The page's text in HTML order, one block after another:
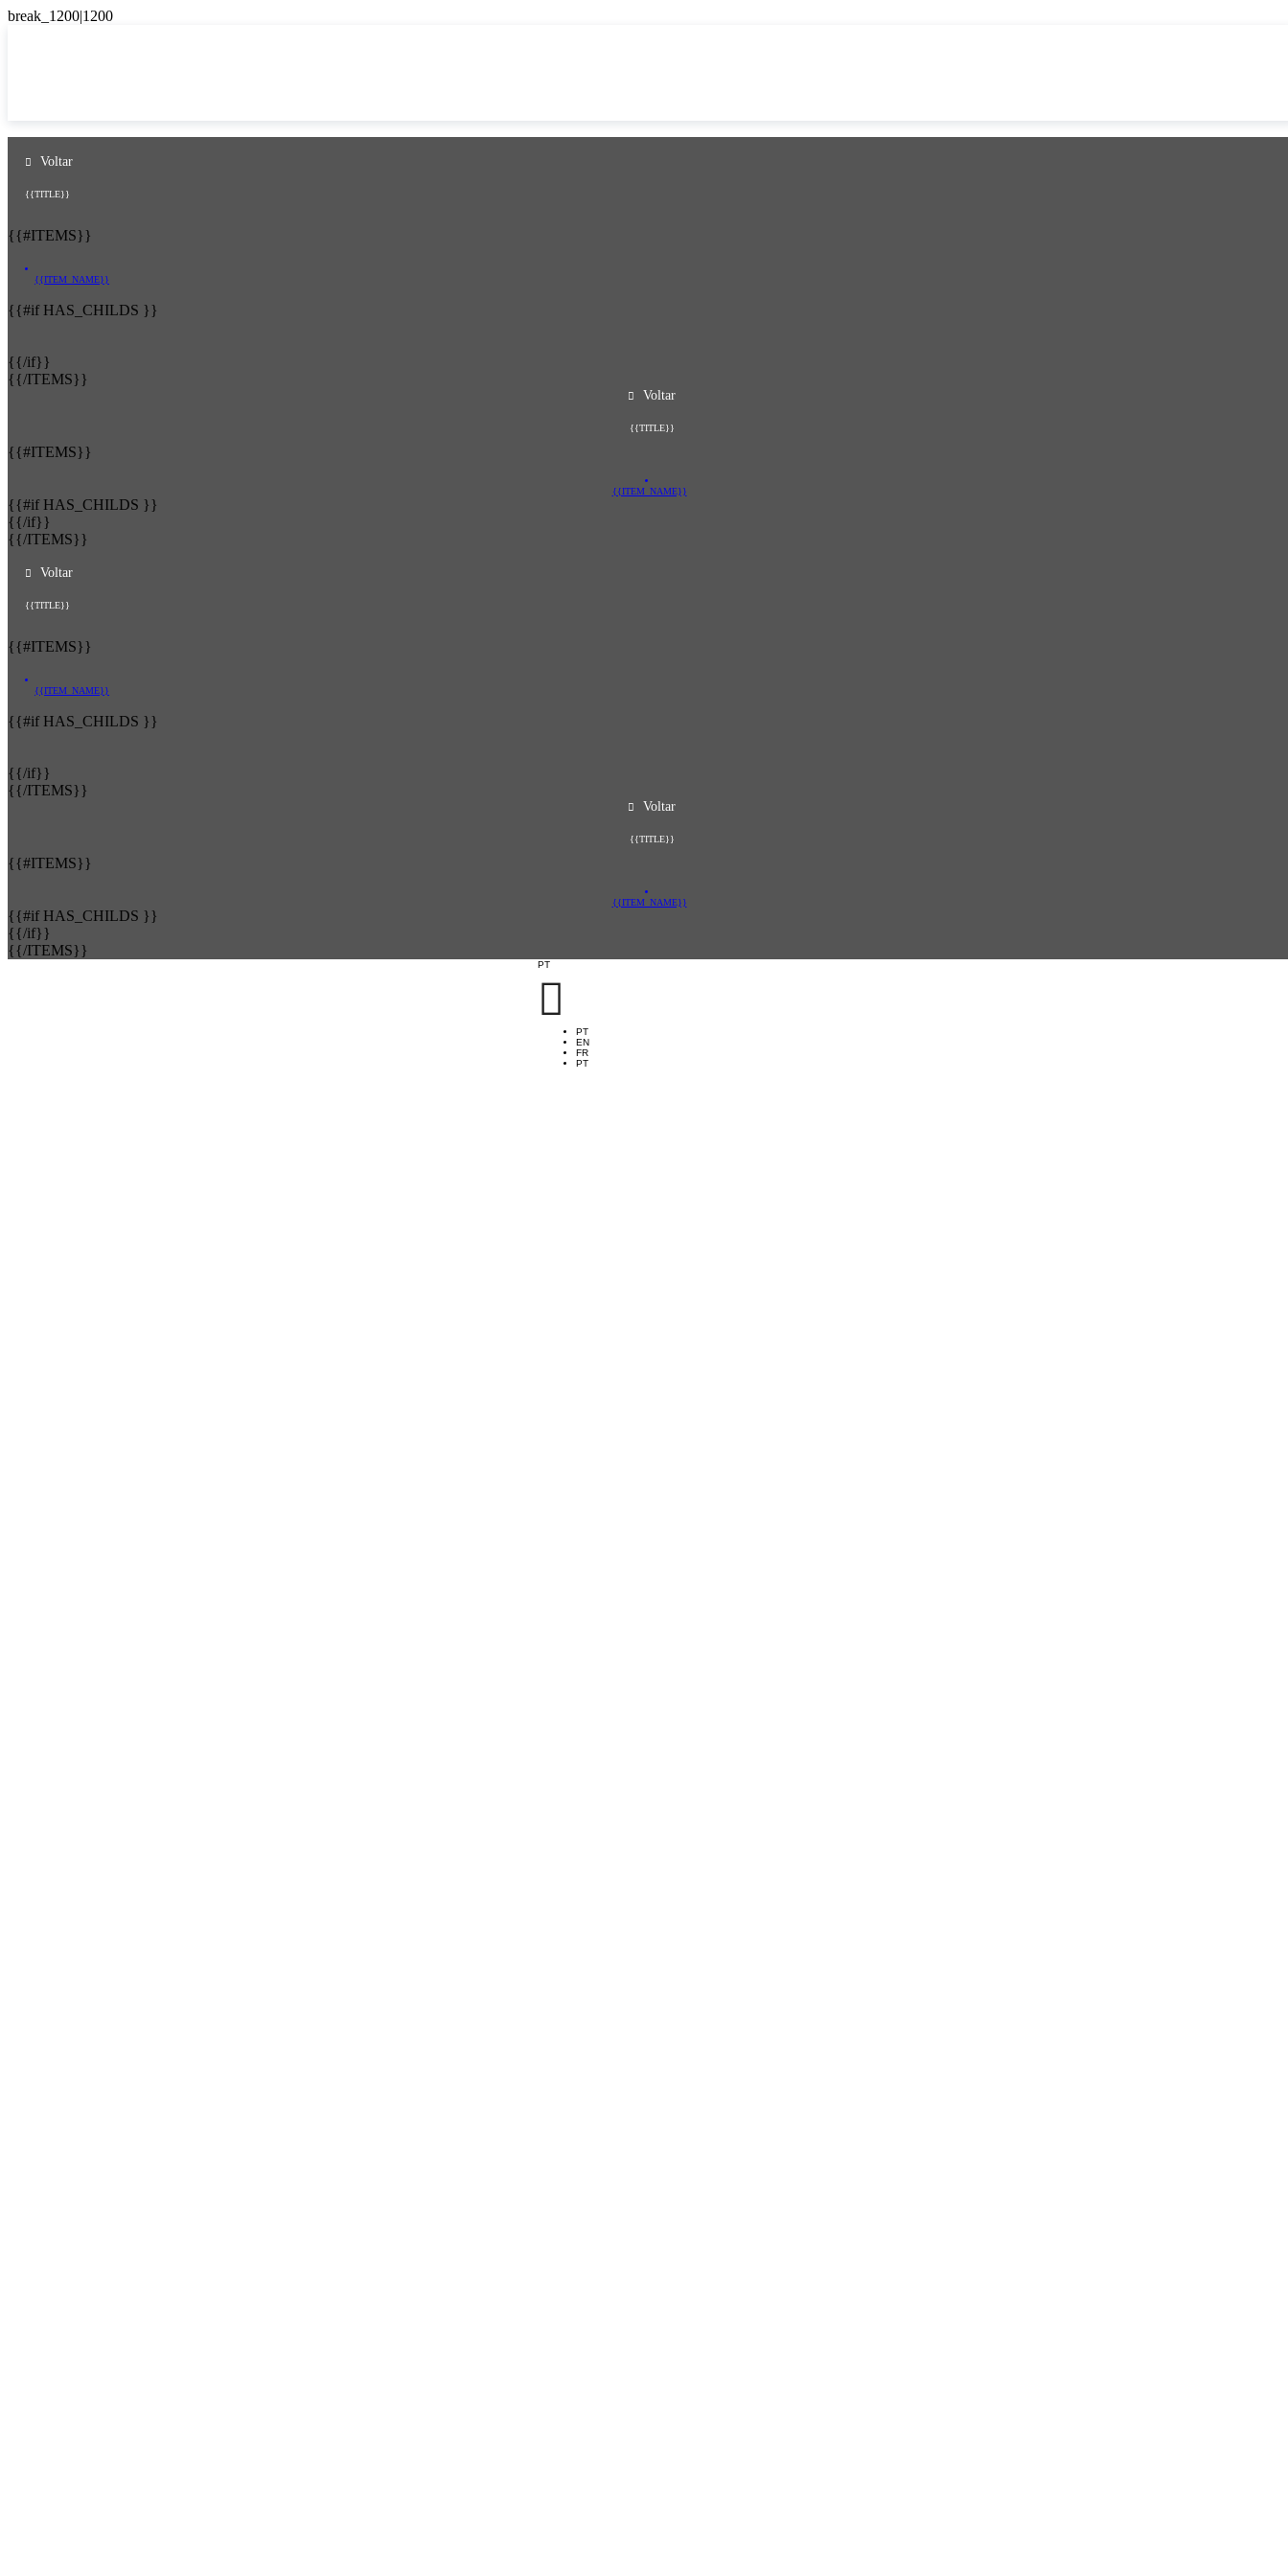
Voltar
{{TITLE}}
{{#ITEMS}}
{{ITEM_NAME}}
{{#if HAS_CHILDS }}
{{/if}}
{{/ITEMS}}
Voltar
{{TITLE}}
{{#ITEMS}}
{{ITEM_NAME}}
{{#if HAS_CHILDS }}
{{/if}}
{{/ITEMS}}
Voltar
{{TITLE}}
{{#ITEMS}}
{{ITEM_NAME}}
{{#if HAS_CHILDS }}
{{/if}}
{{/ITEMS}}
Voltar
{{TITLE}}
{{#ITEMS}}
{{ITEM_NAME}}
{{#if HAS_CHILDS }}
{{/if}}
{{/ITEMS}}
PT

PT
EN
FR
PT